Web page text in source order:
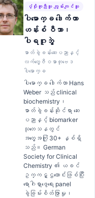
ပံ့ပိုးကူညီသူ ကျွမ်းကျင်သူ
ပါမောက္ခ ဒေါက်တာ
ဟန်းစ် ဝီဘာ၊
ပါရဂူဘွဲ့
ဓာတ်ခွဲခန်းဆေးပညာနှင့်
လက်တွေ့ဇီဝဓာတုဗေဒ
ပါမောက္ခ
ပါမောက္ခ ဒေါက်တာ Hans
Weber သည် clinical
biochemistry၊
ဓာတ်ခွဲခန်းဆိုင်ရာ ဆေး
ပညာနှင့် biomarker
သုတေသနတွင်
အတွေ့အကြုံ 30+ နှစ်ရှိ
သည်။ German
Society for Clinical
Chemistry ၏ ယခင်
ဥက္ကဋ္ဌဟောင်းဖြစ်ပြီး
ရောဂါရှာဖွေရေး panel
ခွဲခြမ်းစိတ်ဖြာမှု၊